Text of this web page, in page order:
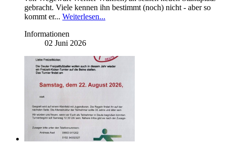
gebracht. Viele kennen ihn bestimmt (noch) nicht - aber so
kommt er... Weiterlesen...
Informationen
02 Juni 2026